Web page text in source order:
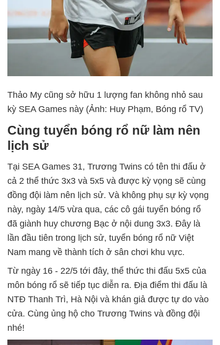
Thảo My cũng sở hữu 1 lượng fan không nhỏ sau
kỳ SEA Games này (Ảnh: Huy Phạm, Bóng rổ TV)
Cùng tuyển bóng rổ nữ làm nên
lịch sử
Tại SEA Games 31, Trương Twins có tên thi đấu ở
cả 2 thể thức 3x3 và 5x5 và được kỳ vọng sẽ cùng
đồng đội làm nên lịch sử. Và không phụ sự kỳ vọng
này, ngày 14/5 vừa qua, các cô gái tuyển bóng rổ
đã giành huy chương Bạc ở nội dung 3x3. Đây là
lần đầu tiên trong lịch sử, tuyển bóng rổ nữ Việt
Nam mang về thành tích ở sân chơi khu vực.
Từ ngày 16 - 22/5 tới đây, thể thức thi đấu 5x5 của
môn bóng rổ sẽ tiếp tục diễn ra. Địa điểm thi đấu là
NTĐ Thanh Trì, Hà Nội và khán giả được tự do vào
cửa. Cùng ủng hộ cho Trương Twins và đồng đội
nhé!